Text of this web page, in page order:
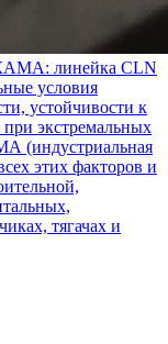
линейка CLN
условия
устойчивости к
экстремальных
(индустриальная
этих факторов и
тягачах и